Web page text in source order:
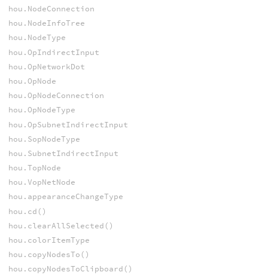
hou.NodeConnection
hou.NodeInfoTree
hou.NodeType
hou.OpIndirectInput
hou.OpNetworkDot
hou.OpNode
hou.OpNodeConnection
hou.OpNodeType
hou.OpSubnetIndirectInput
hou.SopNodeType
hou.SubnetIndirectInput
hou.TopNode
hou.VopNetNode
hou.appearanceChangeType
hou.cd()
hou.clearAllSelected()
hou.colorItemType
hou.copyNodesTo()
hou.copyNodesToClipboard()